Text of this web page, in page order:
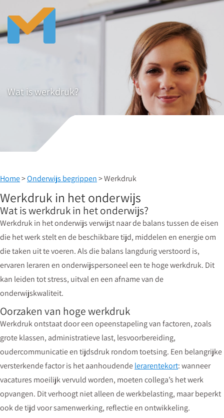
Wat is werkdruk?
Home>Onderwijs begrippen> Werkdruk
Werkdruk in het onderwijs
Wat is werkdruk in het onderwijs?
Werkdruk in het onderwijs verwijst naar de balans tussen de eisen
die het werk stelt en de beschikbare tijd, middelen en energie om
die taken uit te voeren. Als die balans langdurig verstoord is,
ervaren leraren en onderwijspersoneel een te hoge werkdruk. Dit
kan leiden tot stress, uitval en een afname van de
onderwijskwaliteit.
Oorzaken van hoge werkdruk
Werkdruk ontstaat door een opeenstapeling van factoren, zoals
grote klassen, administratieve last, lesvoorbereiding,
oudercommunicatie en tijdsdruk rondom toetsing. Een belangrijke
versterkende factor is het aanhoudendelerarentekort: wanneer
vacatures moeilijk vervuld worden, moeten collega’s het werk
opvangen. Dit verhoogt niet alleen de werkbelasting, maar beperkt
ook de tijd voor samenwerking, reflectie en ontwikkeling.